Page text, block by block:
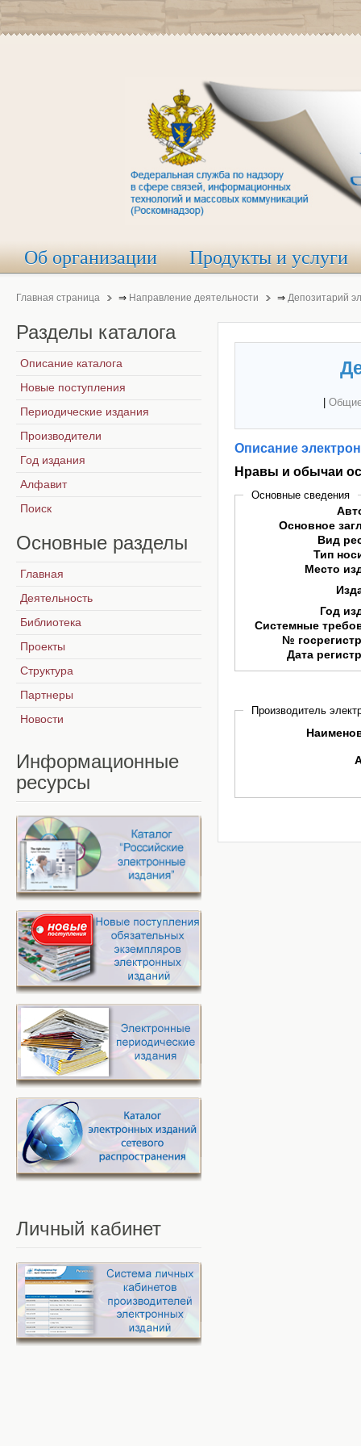
Об организации Продукты и услуги
Главная страница ⇒ Направление деятельности ⇒ Депозитарий
Описание
Нравы и обычаи
Основные сведения
Основное
Вид
Тип
Место
Год
Системные
№
Дата
Производитель
Разделы каталога
Описание каталога
Новые поступления
Периодические издания
Производители
Год издания
Алфавит
Поиск
Основные разделы
Главная
Деятельность
Библиотека
Проекты
Структура
Партнеры
Новости
Информационные
ресурсы
Личный кабинет